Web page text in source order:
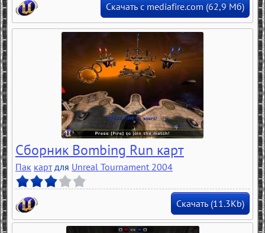
Скачать с mediafire.com (62,9 Мб)
Cборник Bombing Run карт
Пак картдля Unreal Tournament 2004
Скачать (11.3Kb)